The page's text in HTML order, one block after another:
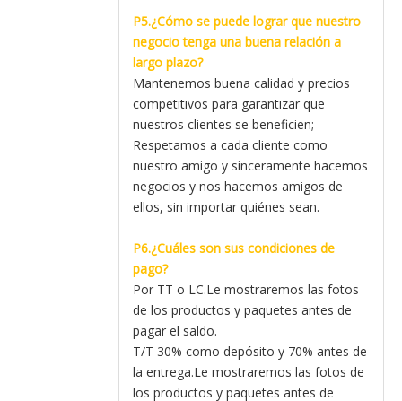
P5.¿Cómo se puede lograr que nuestro
negocio tenga una buena relación a
largo plazo?
Mantenemos buena calidad y precios
competitivos para garantizar que
nuestros clientes se beneficien;
Respetamos a cada cliente como
nuestro amigo y sinceramente hacemos
negocios y nos hacemos amigos de
ellos, sin importar quiénes sean.
P6.¿Cuáles son sus condiciones de
pago?
Por TT o LC.Le mostraremos las fotos
de los productos y paquetes antes de
pagar el saldo.
T/T 30% como depósito y 70% antes de
la entrega.Le mostraremos las fotos de
los productos y paquetes antes de